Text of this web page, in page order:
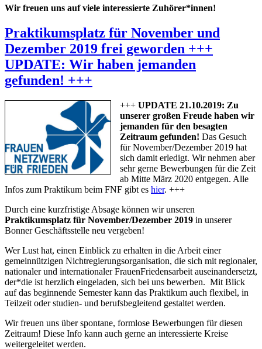
Wir freuen uns auf viele interessierte Zuhörer*innen!
Praktikumsplatz für November und
Dezember 2019 frei geworden +++
UPDATE: Wir haben jemanden
gefunden! +++
+++ UPDATE 21.10.2019: Zu
unserer großen Freude haben wir
jemanden für den besagten
Zeitraum gefunden! Das Gesuch
für November/Dezember 2019 hat
sich damit erledigt. Wir nehmen aber
sehr gerne Bewerbungen für die Zeit
ab Mitte März 2020 entgegen. Alle
Infos zum Praktikum beim FNF gibt es hier. +++
Durch eine kurzfristige Absage können wir unseren
Praktikumsplatz für November/Dezember 2019 in unserer
Bonner Geschäftsstelle neu vergeben!
Wer Lust hat, einen Einblick zu erhalten in die Arbeit einer
gemeinnützigen Nichtregierungsorganisation, die sich mit regionaler,
nationaler und internationaler FrauenFriedensarbeit auseinandersetzt,
der*die ist herzlich eingeladen, sich bei uns bewerben. Mit Blick
auf das beginnende Semester kann das Praktikum auch flexibel, in
Teilzeit oder studien- und berufsbegleitend gestaltet werden.
Wir freuen uns über spontane, formlose Bewerbungen für diesen
Zeitraum! Diese Info kann auch gerne an interessierte Kreise
weitergeleitet werden.